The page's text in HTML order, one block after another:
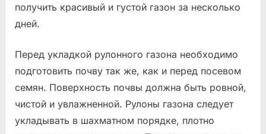
получить красивый и густой газон за несколько
дней.
Перед укладкой рулонного газона необходимо
подготовить почву так же, как и перед посевом
семян. Поверхность почвы должна быть ровной,
чистой и увлажненной. Рулоны газона следует
укладывать в шахматном порядке, плотно